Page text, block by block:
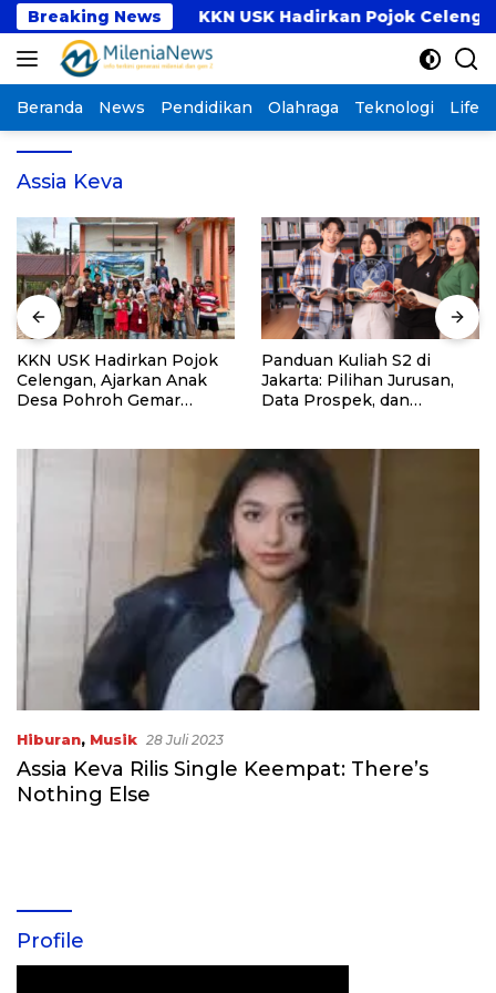
Langsung
ke
konten
Breaking News
PKM KKN USK Hadirkan Pojok Celengan,
Beranda News Pendidikan Olahraga Teknologi
Assia Keva
KKN USK Hadirkan Pojok
Celengan, Ajarkan Anak
Desa Pohroh Gemar
Panduan Kuliah S2 di
Jakarta: Pilihan Jurusan,
Data Prospek, dan
Hiburan, Musik 28 Juli 2023
Assia Keva Rilis Single Keempat: There’s
Nothing Else
Profile